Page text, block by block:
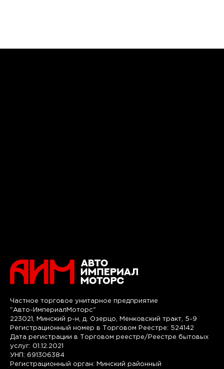
Частное торговое унитарное предприятие
"Авто-ИмпериалМоторс"
223021, Минский р-н, д. Озерцо, Менковский тракт, 5-9
Регистрационный номер в Торговом Реестре: 524142
Дата регистрации в Торговом реестре/Реестре бытовых
услуг: 01.12.2021
УНП: 691306384
Регистрационный орган: Минский районный